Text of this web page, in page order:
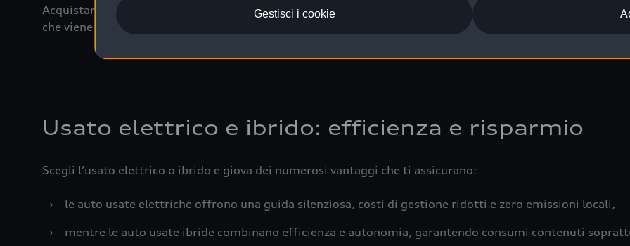
Acquistare un’auto usata in una Concessionaria ufficiale Audi che offre l’usato garantito tramite Audi
che viene sottoposto a 110 controlli approfonditi e coperto da garanzia fino a 4 anni per una maggiore
Usato elettrico e ibrido: efficienza e risparmio
Scegli l’usato elettrico o ibrido e giova dei numerosi vantaggi che ti assicurano:
›
le auto usate elettriche offrono una guida silenziosa, costi di gestione ridotti e zero emissioni locali,
›
mentre le auto usate ibride combinano efficienza e autonomia, garantendo consumi contenuti
Gestisci i cookie